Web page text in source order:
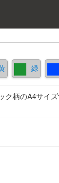
緑
ク柄のA4サイ